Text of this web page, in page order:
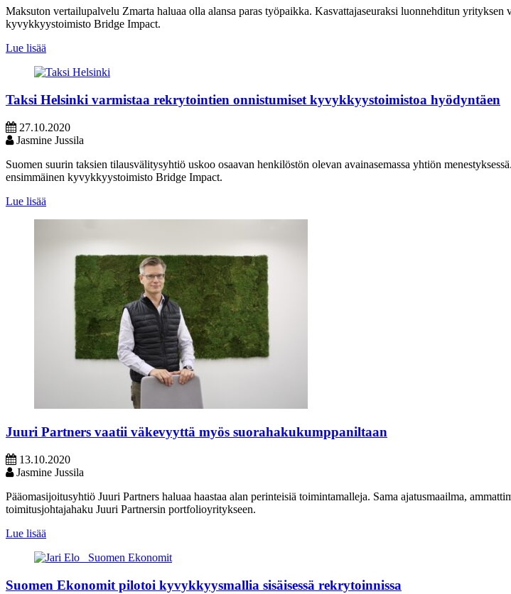
Maksuton vertailupalvelu Zmarta haluaa olla alansa paras työpaikka. Kasvattajaseuraksi luonnehditun
kyvykkyystoimisto Bridge Impact.
Lue lisää
Taksi Helsinki varmistaa rekrytointien onnistumiset kyvykkyystoimistoa hyödyntäen
27.10.2020
Jasmine Jussila
Suomen suurin taksien tilausvälitysyhtiö uskoo osaavan henkilöstön olevan avainasemassa yhtiön
ensimmäinen kyvykkyystoimisto Bridge Impact.
Lue lisää
Juuri Partners vaatii väkevyyttä myös suorahakukumppaniltaan
13.10.2020
Jasmine Jussila
Pääomasijoitusyhtiö Juuri Partners haluaa haastaa alan perinteisiä toimintamalleja. Sama ajatusmaailma,
toimitusjohtajahaku Juuri Partnersin portfolioyritykseen.
Lue lisää
Suomen Ekonomit pilotoi kyvykkyysmallia sisäisessä rekrytoinnissa